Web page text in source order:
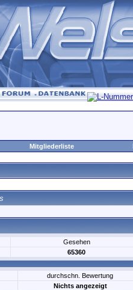
Mitgliederliste
Gesehen
65360
durchschn. Bewertung
Nichts angezeigt